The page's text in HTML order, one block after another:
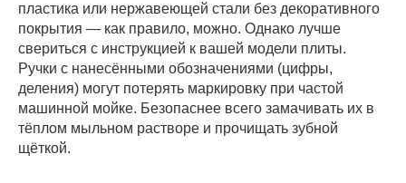
пластика или нержавеющей стали без декоративного
покрытия — как правило, можно. Однако лучше
свериться с инструкцией к вашей модели плиты.
Ручки с нанесёнными обозначениями (цифры,
деления) могут потерять маркировку при частой
машинной мойке. Безопаснее всего замачивать их в
тёплом мыльном растворе и прочищать зубной
щёткой.
Отзывы
Бонусная карта
Наши работы
Блог
О компании
Главная
О нас
Прочие услуги
Химчистка
Юр. лицам
Физ. лицам
Услуги